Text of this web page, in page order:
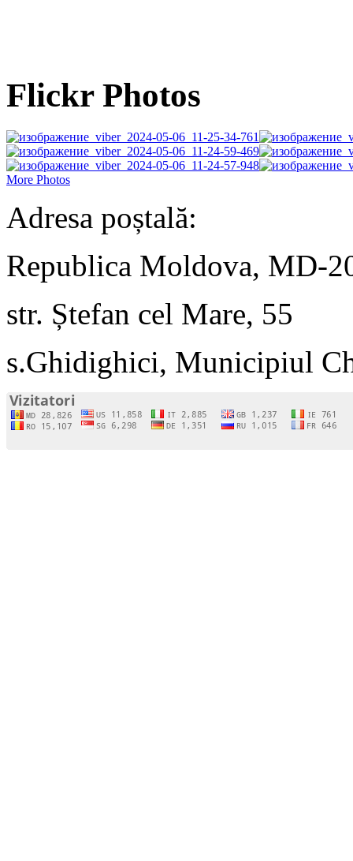
Flickr Photos
More Photos
Adresa poștală:
Republica Moldova, MD-
str. Ștefan cel Mare, 55
s.Ghidighici, Municipiul